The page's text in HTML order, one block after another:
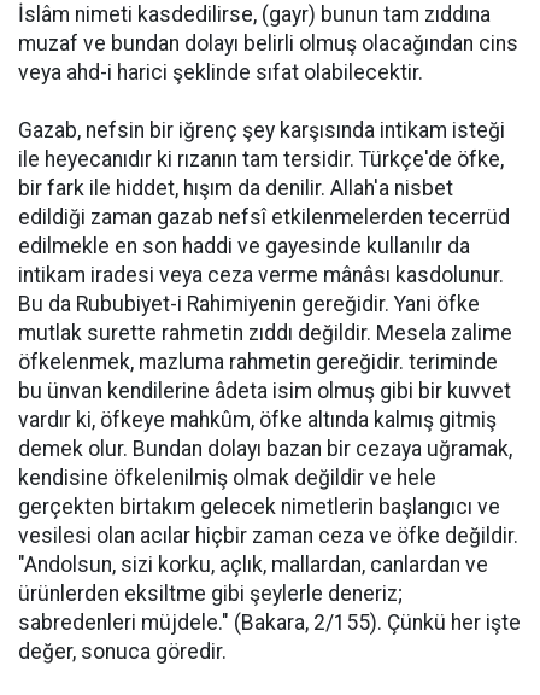
İslâm nimeti kasdedilirse, (gayr) bunun tam zıddına
muzaf ve bundan dolayı belirli olmuş olacağından cins
veya ahd-i harici şeklinde sıfat olabilecektir.
Gazab, nefsin bir iğrenç şey karşısında intikam isteği
ile heyecanıdır ki rızanın tam tersidir. Türkçe'de öfke,
bir fark ile hiddet, hışım da denilir. Allah'a nisbet
edildiği zaman gazab nefsî etkilenmelerden tecerrüd
edilmekle en son haddi ve gayesinde kullanılır da
intikam iradesi veya ceza verme mânâsı kasdolunur.
Bu da Rububiyet-i Rahimiyenin gereğidir. Yani öfke
mutlak surette rahmetin zıddı değildir. Mesela zalime
öfkelenmek, mazluma rahmetin gereğidir. teriminde
bu ünvan kendilerine âdeta isim olmuş gibi bir kuvvet
vardır ki, öfkeye mahkûm, öfke altında kalmış gitmiş
demek olur. Bundan dolayı bazan bir cezaya uğramak,
kendisine öfkelenilmiş olmak değildir ve hele
gerçekten birtakım gelecek nimetlerin başlangıcı ve
vesilesi olan acılar hiçbir zaman ceza ve öfke değildir.
"Andolsun, sizi korku, açlık, mallardan, canlardan ve
ürünlerden eksiltme gibi şeylerle deneriz;
sabredenleri müjdele." (Bakara, 2/155). Çünkü her işte
değer, sonuca göredir.